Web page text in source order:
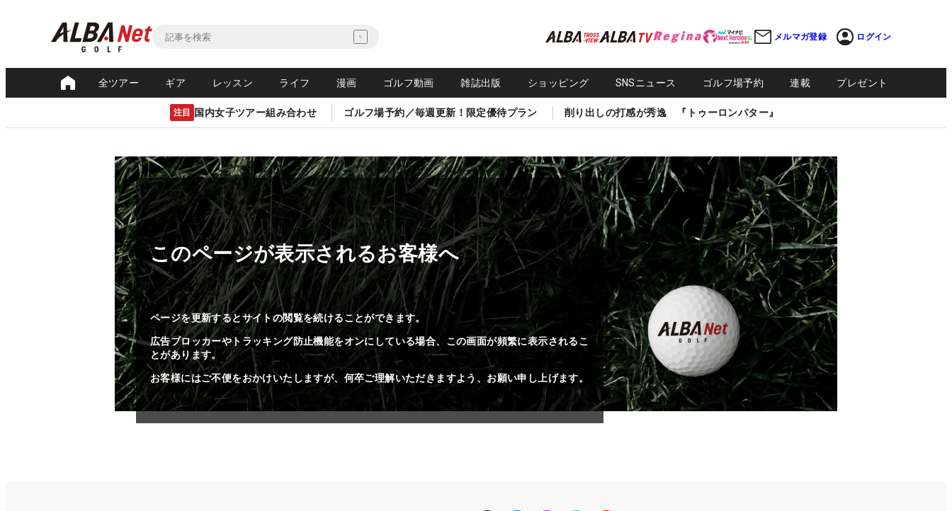
メルマガ登録 ログイン
全ツアー ギア レッスン ライフ 漫画 ゴルフ動画 雑誌出版 ショッピング SNSニュース ゴルフ場予約 連載 プレゼント
注目 国内女子ツアー組み合わせ ゴルフ場予約／毎週更新！限定優待プラン 削り出しの打感が秀逸 『トゥーロンパター』
このページが表示されるお客様へ
ページを更新するとサイトの閲覧を続けることができます。
広告ブロッカーやトラッキング防止機能をオンにしている場合、この画面が頻繁に表示されるこ
とがあります。
お客様にはご不便をおかけいたしますが、何卒ご理解いただきますよう、お願い申し上げます。